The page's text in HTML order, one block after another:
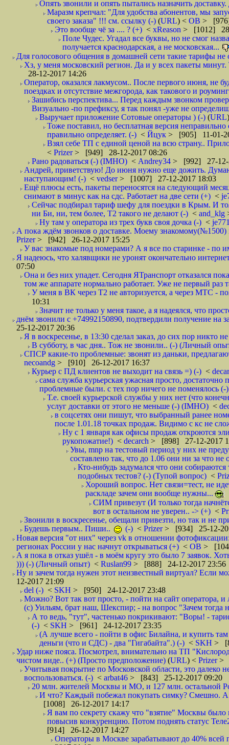
Опять звонили и опять пытались назначить
Маразм крепчал: "Для удобства абонентов, мы
своего заказа" !!! см. ссылку (-) (URL) < ОВ >
Это вообще чё за .... ? (+) < xReason > [1012]
Поле Чудес. Угадал все буквы, но не смог
получается краснодарская, а не московская...
Для голосового общения в домашней сети такие тарифы не
Хз, у меня московский регион. Да и у всех пакеты
28-12-2017 14:26
Оператор, оказался лакмусом.. После первого июня, не
поездках и отсутствие межгорода, как такового и
Зашибись перспектива... Перед каждым звонком
Визуально -по префиксу, я так понял -уже не
Выручает приложение Сотовые операторы ) (-) (URL
Тоже поставил, но бесплатная версия
правильно определяет. (-) < Йцук > [905] 11-01-
Взял себе ТП с единой ценой на всю страну..
< Prizer> [949] 28-12-2017 08:26
Рано радоваться (-) (IMHO) < Andrey34 > [992] 27-12-
Андрей, приветствую! До июня нужно еще дожить.
наступающим! (-) < vedser> [1007] 27-12-2017 18:03
Ещё плюсы есть, пакеты переносятся на следующий
снимают в минус как на сдс. Работает на две сети (+) <
Сейчас подбирал тариф шефу для поездки в Крым. И
ни Би, ни, тем более, Т2 такого не делают (-) < and_klg
Ну там у оператора из трех букв своя дочка (-) <
А пока ждём звонков о доставке. Моему знакомому(№1500)
Prizer> [942] 26-12-2017 15:25
У вас знакомые под номерами? А я все по старинке - по
Я надеюсь, что халявщики не уронят окончательно
07:50
Она и без них упадет. Сегодня ЯТранспорт отказался
том же аппарате нормально работает. Уже не первый раз
У меня в ВК через Т2 не авторизуется, а через МТС -
10:31
Значит не только у меня такое, а я надеялся, что
днём звонили с +74992150890, подтвердили получение на
25-12-2017 20:36
Я в воскресенье, в 13:30 сделал заказ, до сих пор никто
В субботу, в час дня.. Тож не звонили.. (-) (Личный
СПСР какие-то проблемные: звонят из даньки,
necoandg > [910] 26-12-2017 16:37
Курьер с ПД клиентов не выходит на связь =) (-) <
сама служба курьерская ужасная просто,
проблемные были. с тех пор ничего не поменялось (-)
Т.е. своей курьерской службы у них нет (что
услуг доставки от этого не меньше (-) (IMHO) <
в соцсетях они пишут, что выбранный ранее
после 1.01.18 точках продаж. Видимо с кс не
Ну с 1 января как офисы продаж откроются
рукопожатие!) < decarch > [898] 27-12-2017
Увы, mnp на тестовый период у них не
составлено так, что до 1.06 они ни за что не
Кто-нибудь задумался что они
подобных тестов? (-) (Тупой вопрос) <
Хороший вопрос. Нет связи=тест, не
раскладе зачем они вообще нужны...
СИМ привезут (И только тогда
вот в остальном не уверен.. -> (+) <
Звонили в воскресенье, обещали привезти, но так и не
Будешь первым.. Пиши..
(-) < Prizer> [934] 25-12-
Новая версия "от них" через vk в отношении
регионах России у нас начнут открываться (+) < ОВ >
А я пока в отказ ушёл - в моём кругу это было 7 заявок.
))) (-) (Личный опыт) < Ruslan99 > [888] 24-12-2017 23:56
Ну и зачем тогда нужен этот неизвестный виртуал? Если
12-2017 21:09
del (-) < SKH > [950] 24-12-2017 23:48
Можно? Вот так вот просто, - пойти на сайт оператора,
(с) Уильям, брат наш, Шекспир; - на вопрос "Зачем тогда
А то ведь, "тут", частенько покрикивают: "Воры! -
(-) < SKH > [961] 24-12-2017 23:35
(А лучше всего - пойти в офис Билайна, и купить
деньги (что и СДС) - два "Гигабайта".) (-) < SKH >
Удар ниже пояса. Посмотрел, внимательно на ТП
чистом виде.. (+) (Просто предположение) (URL) < Prizer>
Учитывая покрытие по Московской области, это далеко
воспользоваться. (-) < arbat46 > [843] 25-12-2017 09:20
20 млн. жителей Москвы и МО, и 127 млн. остальной
И что? Каждый побежал покупать симку? Смешно. А
[1008] 26-12-2017 14:17
Я вам по секрету скажу что "взятие" Москвы
повысив конкуренцию. Потом поднять статус
[914] 26-12-2017 14:27
Операторы в Москве зарабатывают до 40% всей